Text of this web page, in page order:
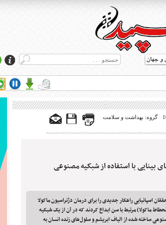
گروه: بهداشت و سلامت
بینایی با استفاده از شبکیه مصنوعی
اسپانیایی راهکار جدیدی را برای درمان دژنراسیون ماکولا
ماکولا) مرتبط با سن ابداع کردند که در آن از یک شبکیه
ساخته شده از الیاف ابریشم و سلول‌های زنده انسان به